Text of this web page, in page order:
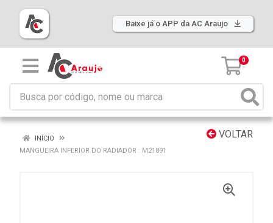
Baixe já o APP da AC Araujo
0
VOLTAR
INÍCIO
MANGUEIRA INFERIOR DO RADIADOR : M21891